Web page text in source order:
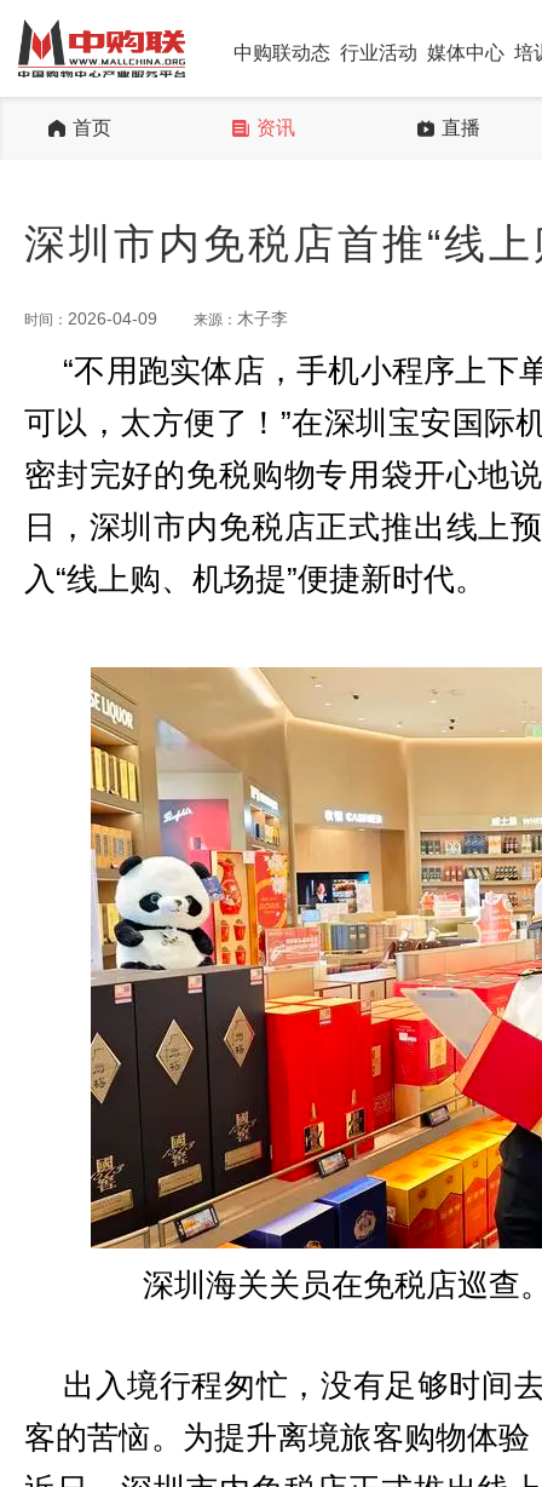
中购联动态 行业活动 媒体中心 培
首页 资讯 直播
深圳市内免税店首推“线
时间： 2026-04-09 来源： 木子李
“不用跑实体店，手机小程序上下
可以，太方便了！”在深圳宝安国际
密封完好的免税购物专用袋开心地
日，深圳市内免税店正式推出线上
入“线上购、机场提”便捷新时代。
深圳海关关员在免税店巡查
出入境行程匆忙，没有足够时间
客的苦恼。为提升离境旅客购物体验